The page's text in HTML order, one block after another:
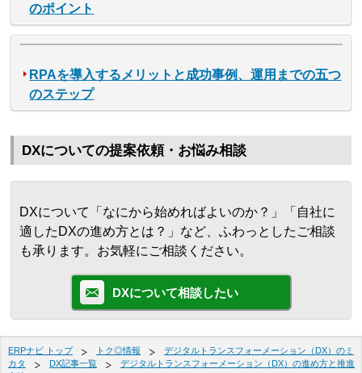
のポイント
RPAを導入するメリットと成功事例、運用までの五つ
のステップ
DXについての提案依頼・お悩み相談
DXについて「なにから始めればよいのか？」「自社に
適したDXの進め方とは？」など、ふわっとしたご相談
も承ります。お気軽にご相談ください。
DXについて相談したい
ERPナビ トップ トク◎情報
デジタルトランスフォーメーション（DX）のミ
カタ
DX記事一覧
デジタルトランスフォーメーション（DX）の進め方と推進